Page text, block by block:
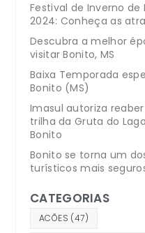
Festival de Inverno de
2024: Conheça as
Descubra a melhor
visitar Bonito, MS
Baixa Temporada
Bonito (MS)
Imasul autoriza
trilha da Gruta do
Bonito
Bonito se torna um
turísticos mais
CATEGORIAS
ACÕES (47)